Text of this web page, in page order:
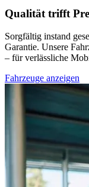
Qualität trifft
Sorgfältig instand
Garantie. Unsere
– für verlässliche
Fahrzeuge anzeigen